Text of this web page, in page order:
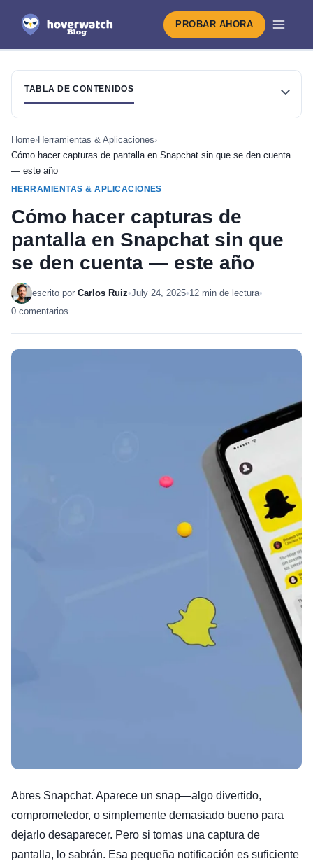
PROBAR AHORA
TABLA DE CONTENIDOS
Home›Herramientas & Aplicaciones›
Cómo hacer capturas de pantalla en Snapchat sin que se den cuenta
— este año
HERRAMIENTAS & APLICACIONES
Cómo hacer capturas de
pantalla en Snapchat sin que
se den cuenta — este año
escrito por Carlos Ruiz•July 24, 2025•12 min de lectura•
0 comentarios
Abres Snapchat. Aparece un snap—algo divertido,
comprometedor, o simplemente demasiado bueno para
dejarlo desaparecer. Pero si tomas una captura de
pantalla, lo sabrán. Esa pequeña notificación es suficiente